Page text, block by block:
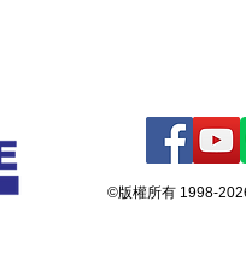
©版權所有 1998-